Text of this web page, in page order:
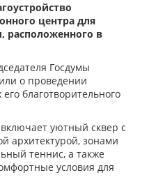
центра для
расположенного в
Госдумы
о проведении
благотворительного
уютный сквер с
архитектурой, зонами
теннис, а также
условия для